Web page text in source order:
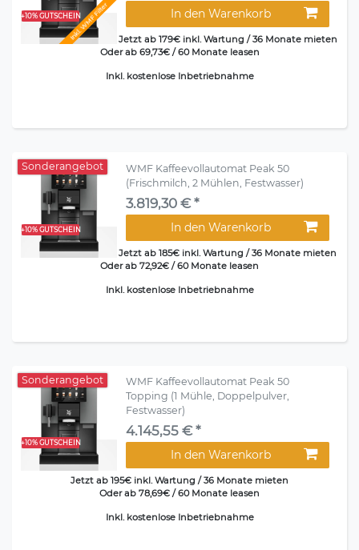
+10% GUTSCHEINInkl. WMF Filter In den Warenkorb
Jetzt ab 179€ inkl. Wartung / 36 Monate mieten
Oder ab 69,73€ / 60 Monate leasen
Inkl. kostenlose Inbetriebnahme
+10% GUTSCHEIN
Sonderangebot
WMF Kaffeevollautomat Peak 50
(Frischmilch, 2 Mühlen, Festwasser)
3.819,30 € *
In den Warenkorb
Jetzt ab 185€ inkl. Wartung / 36 Monate mieten
Oder ab 72,92€ / 60 Monate leasen
Inkl. kostenlose Inbetriebnahme
+10% GUTSCHEIN
Sonderangebot
WMF Kaffeevollautomat Peak 50
Topping (1 Mühle, Doppelpulver,
Festwasser)
4.145,55 € *
In den Warenkorb
Jetzt ab 195€ inkl. Wartung / 36 Monate mieten
Oder ab 78,69€ / 60 Monate leasen
Inkl. kostenlose Inbetriebnahme